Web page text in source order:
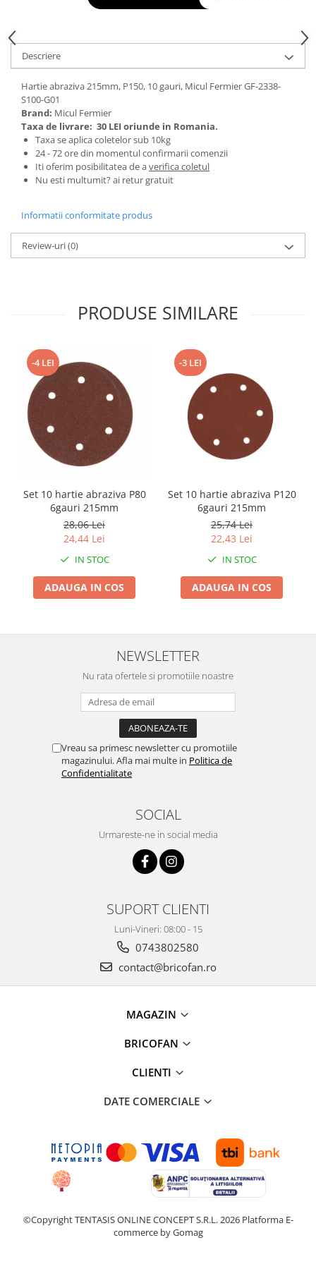
Tractoraș de tuns gazonul
Incubatoare, oparitoare si
deplumatoare
Aparate de tuns animale
Piese si accesorii aparate de tuns
animale
Tarcuri animale
Semanatori
Masini batut stalpi si accesorii
Casute gradina si cutii depozitare
Mobilier gradina
Teascuri
Zdrobitoare electrice
Zdrobitoare electrice & manuale
Zdrobitoare manuale
Masini de cusut si accesorii
Articole antidaunatori gradina
Sere si solarii
Suflante si aspiratoare exterior
Unelte altoit
Unelte manuale de gradina -
Folie si plase pt plante
Masini de maturat manuale
Aragaze, plite, piese butelii de
Accesorii aragaze & butelii
Pirostrii si accesorii pentru gatit
Plite & aragaze
Prelungitoare & cabluri electrice
Lumina de crestere pentru plante
Proiectoare & lampi de lucru
Aparate de spalat cu presiune si
Articole si accesorii pentru baie
Baterii baie
Baterii bucatarie
Baterii cada
Descriere
Hartie abraziva 215mm, P150, 10 gauri, Micul Fermier GF-2338-
S100-G01
Brand: Micul Fermier
Taxa de livrare: 30 LEI oriunde in Romania.
Taxa se aplica coletelor sub 10kg
24 - 72 ore din momentul confirmarii comenzii
Iti oferim posibilitatea de averifica coletul
Nu esti multumit? ai retur gratuit
Informatii conformitate produs
Review-uri(0)
PRODUSE SIMILARE
-4 LEI
Set 10 hartie abraziva P80
6gauri 215mm
28,06 Lei
24,44 Lei
IN STOC
ADAUGA IN COS
-3 LEI
Set 10 hartie abraziva P120
6gauri 215mm
25,74 Lei
22,43 Lei
IN STOC
ADAUGA IN COS
NEWSLETTER
Nu rata ofertele si promotiile noastre
Vreau sa primesc newsletter cu promotiile
magazinului. Afla mai multe in Politica de
Confidentialitate
SOCIAL
Urmareste-ne in social media
SUPORT CLIENTI
Luni-Vineri: 08:00 - 15
0743802580
contact@bricofan.ro
MAGAZIN
BRICOFAN
CLIENTI
DATE COMERCIALE
©Copyright TENTASIS ONLINE CONCEPT S.R.L. 2026 Platforma E-
commerce by Gomag